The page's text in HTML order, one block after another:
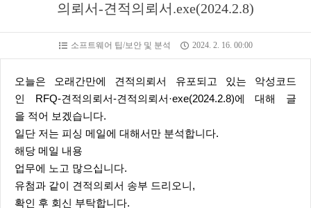
의뢰서-견적의뢰서.exe(2024.2.8)
소프트웨어 팁/보안 및 분석 2024. 2. 16. 00:00
오늘은 오래간만에 견적의뢰서 유포되고 있는 악성코드
인 RFQ-견적의뢰서-견적의뢰서·exe(2024.2.8)에 대해 글
을 적어 보겠습니다.
일단 저는 피싱 메일에 대해서만 분석합니다.
해당 메일 내용
업무에 노고 많으십니다.
유첨과 같이 견적의뢰서 송부 드리오니,
확인 후 회신 부탁합니다.